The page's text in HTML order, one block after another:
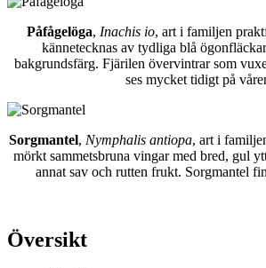
Påfågelöga, Inachis io, art i familjen
kännetecknas av tydliga blå
bakgrundsfärg. Fjärilen övervintrar som
ses mycket tidigt på
Sorgmantel, Nymphalis antiopa, art i
mörkt sammetsbruna vingar med bred, gul
annat sav och rutten frukt. Sorgmantel
Översikt